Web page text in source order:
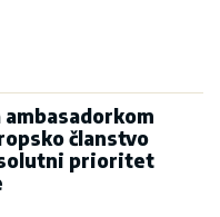
ambasadorkom
članstvo
prioritet